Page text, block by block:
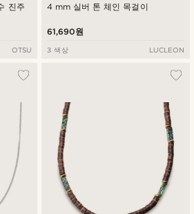
진주
OTSU
4 mm 실버 톤 체인 목걸이
61,690원
3 색상 LUCLEON